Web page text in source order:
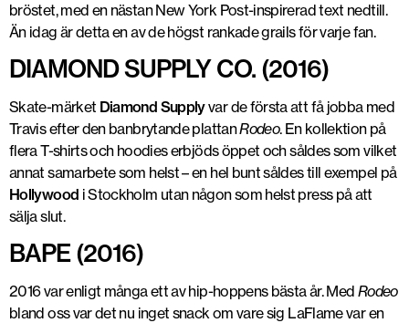
bröstet, med en nästan New York Post-inspirerad text nedtill.
Än idag är detta en av de högst rankade grails för varje fan.
DIAMOND SUPPLY CO. (2016)
Skate-märket Diamond Supplyvar de första att få jobba med
Travis efter den banbrytande plattanRodeo. En kollektion på
flera T-shirts och hoodies erbjöds öppet och såldes som vilket
annat samarbete som helst – en hel bunt såldes till exempel på
Hollywood i Stockholm utan någon som helst press på att
sälja slut.
BAPE (2016)
2016 var enligt många ett av hip-hoppens bästa år. Med Rodeo
bland oss var det nu inget snack om vare sig LaFlame var en